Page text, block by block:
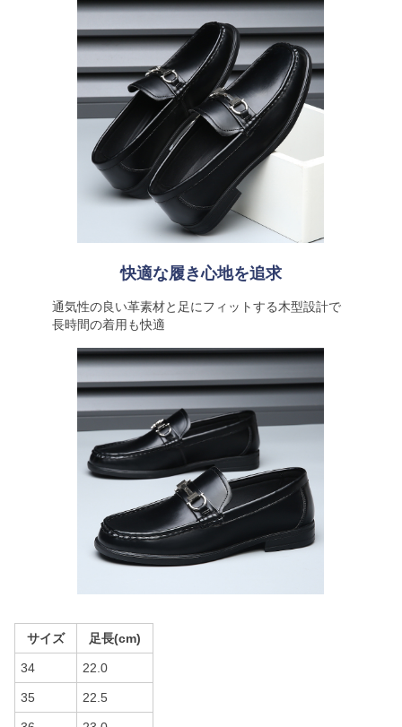
快適な履き心地を追求
通気性の良い革素材と足にフィットする木型設計で
長時間の着用も快適
サイズ 足長(cm)
34 22.0
35 22.5